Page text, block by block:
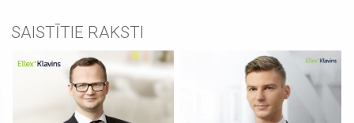
SAISTĪTIE RAKSTI